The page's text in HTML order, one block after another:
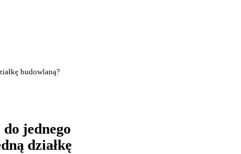
budowlaną?
jednego
działkę